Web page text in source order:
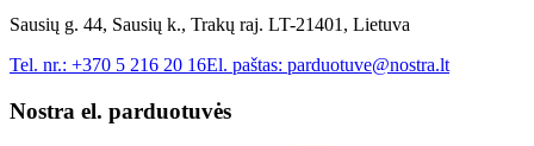
Sausių g. 44, Sausių k., Trakų raj. LT-21401, Lietuva
Tel. nr.: +370 5 216 20 16El. paštas: parduotuve@nostra.lt
Nostra el. parduotuvės